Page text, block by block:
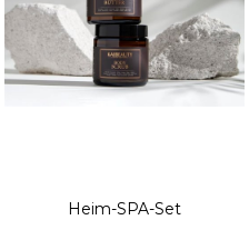
Heim-SPA-Set